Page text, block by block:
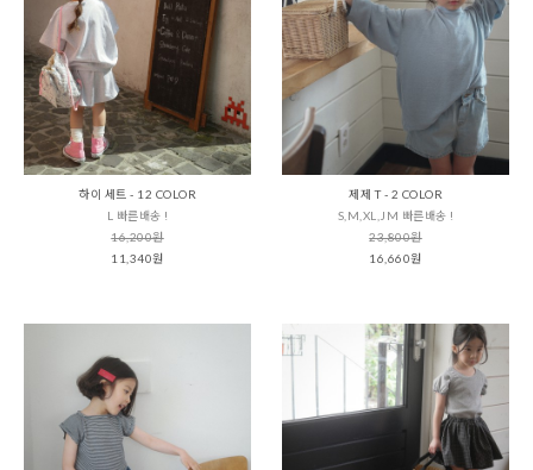
하이 세트 - 12 COLOR
L 빠른배송 !
16,200원
11,340원
제제 T - 2 COLOR
S,M,XL,JM 빠른배송 !
23,800원
16,660원